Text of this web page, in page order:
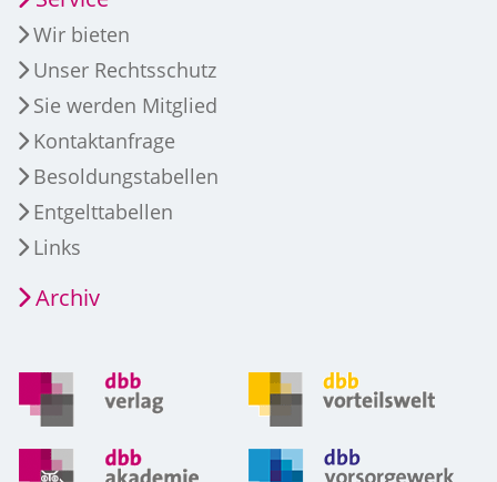
Wir bieten
Unser Rechtsschutz
Sie werden Mitglied
Kontaktanfrage
Besoldungstabellen
Entgelttabellen
Links
Archiv